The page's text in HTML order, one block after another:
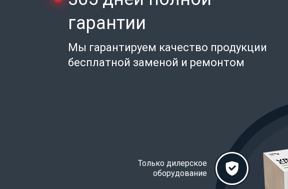
гарантии
Мы гарантируем качество продукции
бесплатной заменой и ремонтом
Только дилерское
оборудование